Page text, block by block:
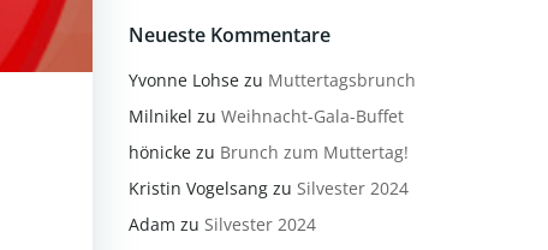
Neueste Kommentare
Yvonne Lohse zu Muttertagsbrunch
Milnikel zu Weihnacht-Gala-Buffet
hönicke zu Brunch zum Muttertag!
Kristin Vogelsang zu Silvester 2024
Adam zu Silvester 2024